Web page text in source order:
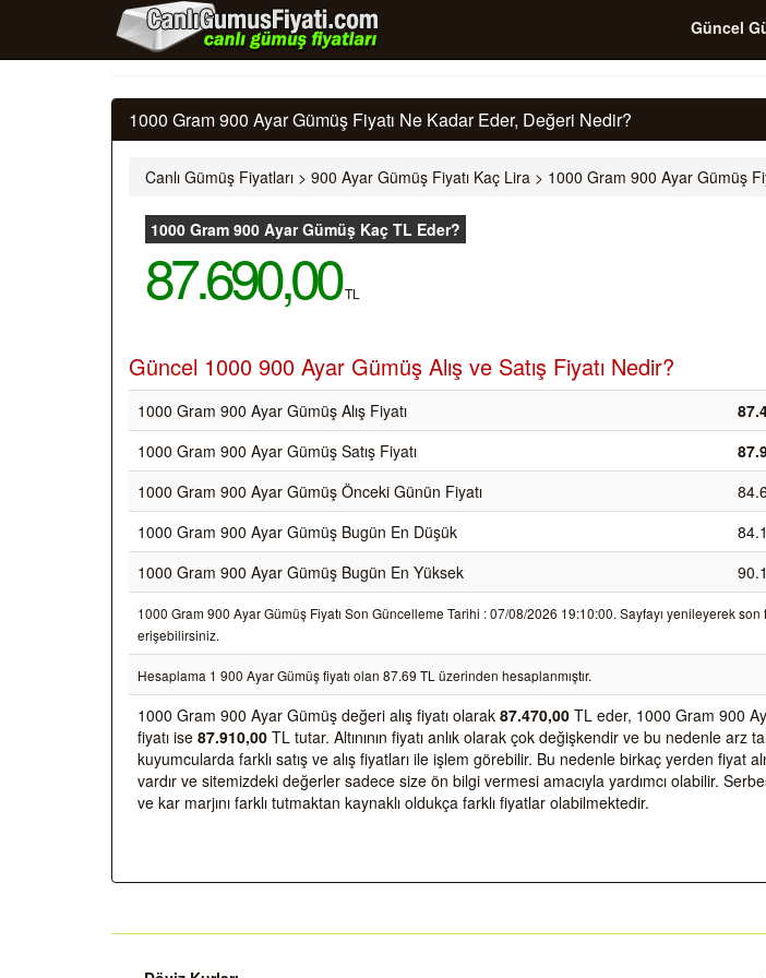
Güncel
1000 Gram 900 Ayar Gümüş Fiyatı Ne Kadar Eder, Değeri Nedir?
Canlı Gümüş Fiyatları > 900 Ayar Gümüş Fiyatı Kaç Lira > 1000 Gram 900 Ayar Gümüş
1000 Gram 900 Ayar Gümüş Kaç TL Eder?
87.690,00 TL
Güncel 1000 900 Ayar Gümüş Alış ve Satış Fiyatı Nedir?
1000 Gram 900 Ayar Gümüş Alış Fiyatı
1000 Gram 900 Ayar Gümüş Satış Fiyatı
1000 Gram 900 Ayar Gümüş Önceki Günün Fiyatı
1000 Gram 900 Ayar Gümüş Bugün En Düşük
1000 Gram 900 Ayar Gümüş Bugün En Yüksek
1000 Gram 900 Ayar Gümüş Fiyatı Son Güncelleme Tarihi : 07/08/2026 19:10:00. Sayfayı yenileyerek
erişebilirsiniz.
Hesaplama 1 900 Ayar Gümüş fiyatı olan 87.69 TL üzerinden hesaplanmıştır.
1000 Gram 900 Ayar Gümüş değeri alış fiyatı olarak 87.470,00 TL eder, 1000 Gram 900
fiyatı ise 87.910,00 TL tutar. Altınının fiyatı anlık olarak çok değişkendir ve bu nedenle arz
kuyumcularda farklı satış ve alış fiyatları ile işlem görebilir. Bu nedenle birkaç yerden fiyat
vardır ve sitemizdeki değerler sadece size ön bilgi vermesi amacıyla yardımcı olabilir.
ve kar marjını farklı tutmaktan kaynaklı oldukça farklı fiyatlar olabilmektedir.